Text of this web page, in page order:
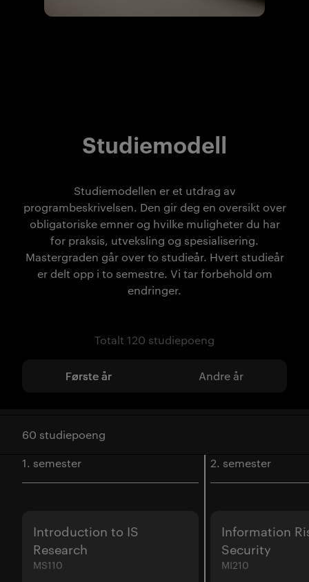
Studiemodell
Studiemodellen er et utdrag av
programbeskrivelsen. Den gir deg en oversikt over
obligatoriske emner og hvilke muligheter du har
for praksis, utveksling og spesialisering.
Mastergraden går over to studieår. Hvert studieår
er delt opp i to semestre. Vi tar forbehold om
endringer.
Første år Andre år
Totalt 120 studiepoeng
60 studiepoeng
1. semester
2. semester
Introduction to IS
Research
MS110
Information
Security
MI210